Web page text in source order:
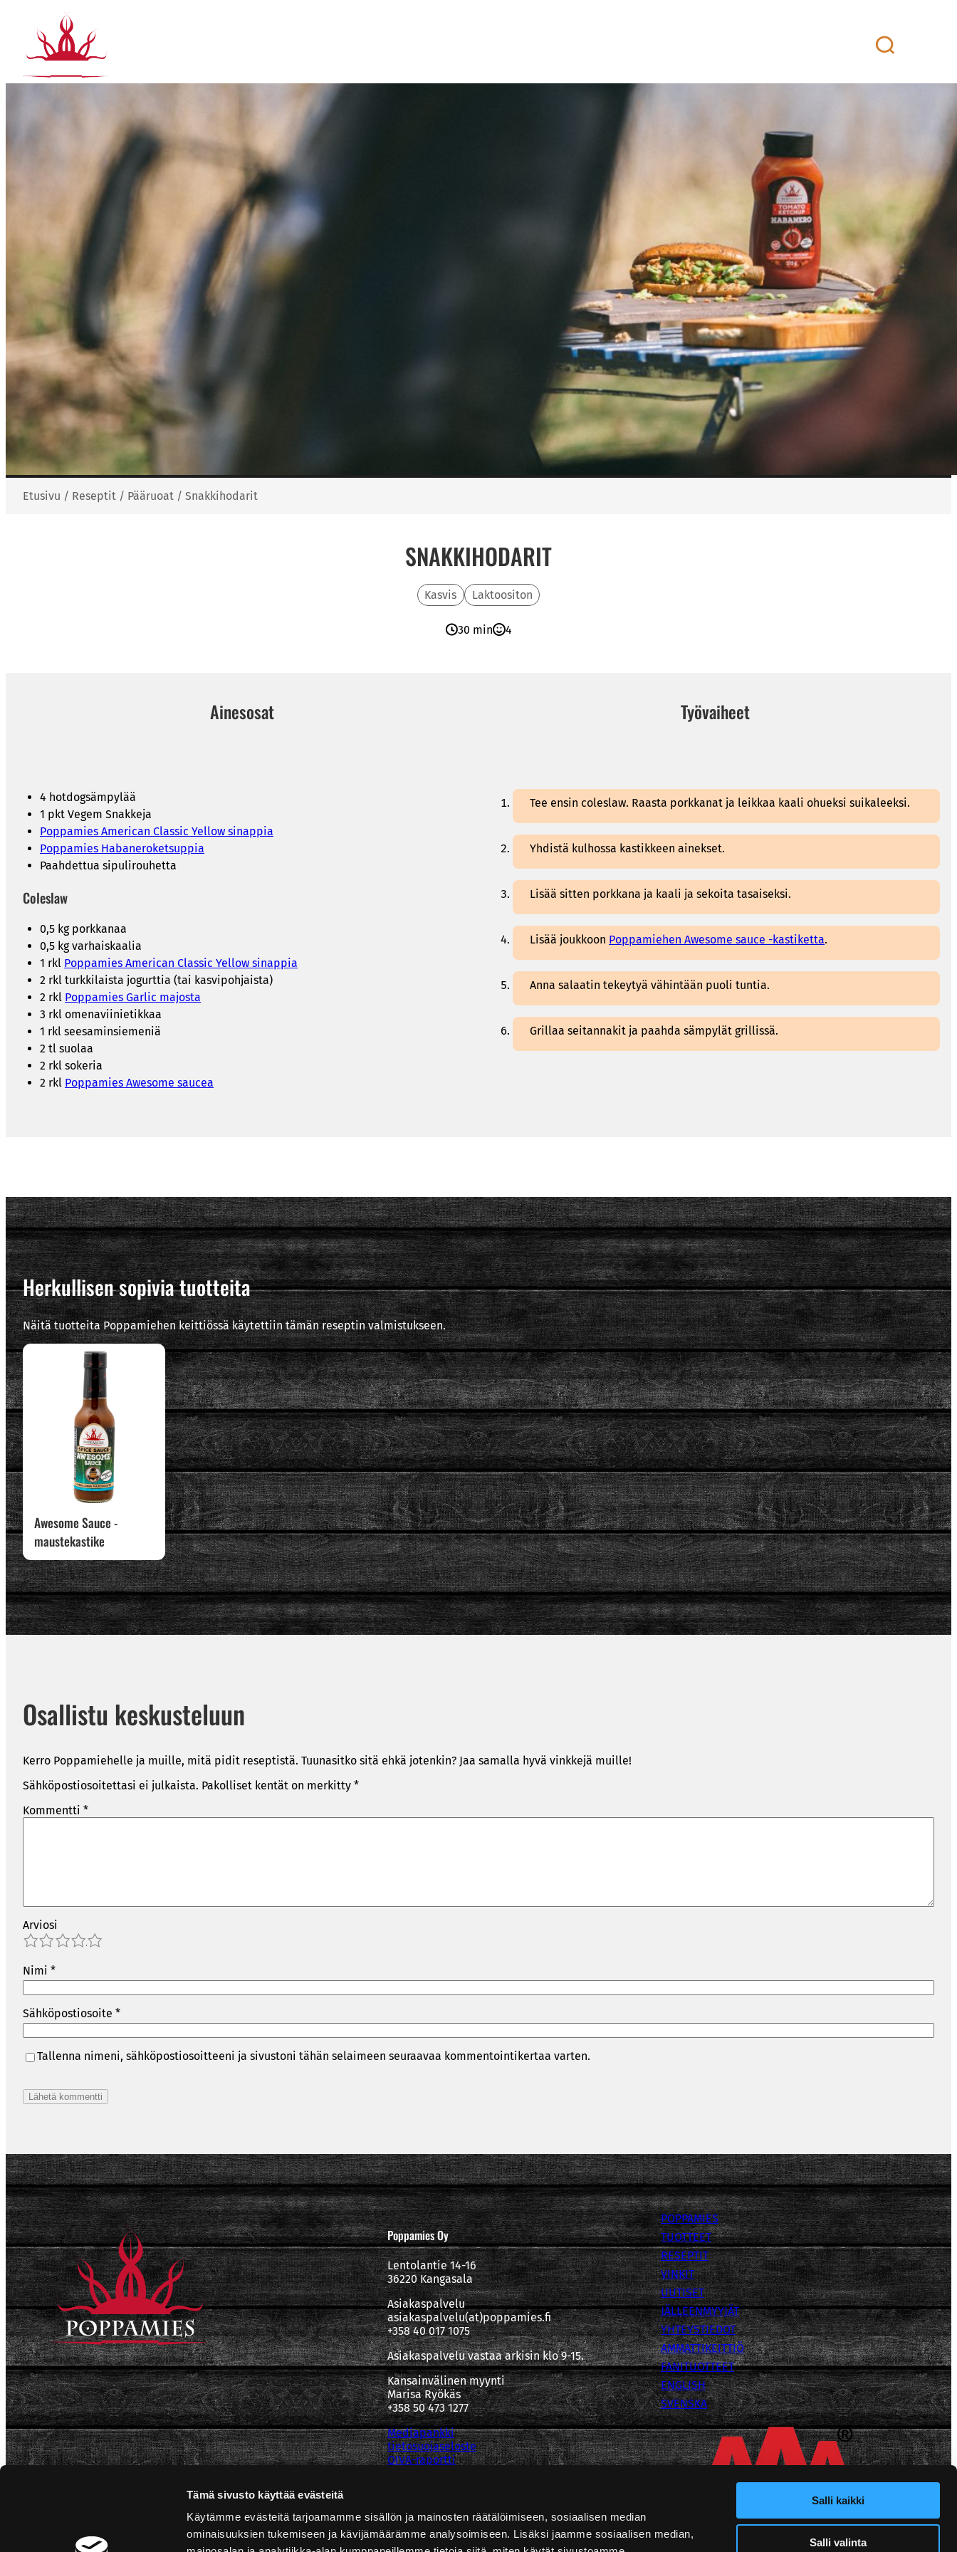
Tämä sivusto käyttää evästeitä
Käytämme evästeitä tarjoamamme sisällön ja mainosten räätälöimiseen, sosiaalisen median
ominaisuuksien tukemiseen ja kävijämäärämme analysoimiseen. Lisäksi jaamme sosiaalisen median,
Salli kaikki
Salli valinta
sisältöön
Etusivu / Reseptit / Pääruoat / Snakkihodarit
SNAKKIHODARIT
Kasvis Laktoositon
30 min 4
Ainesosat Työvaiheet
4 hotdogsämpylää
1 pkt Vegem Snakkeja
Poppamies American Classic Yellow sinappia
Poppamies Habaneroketsuppia
Paahdettua sipulirouhetta
Coleslaw
0,5 kg porkkanaa
0,5 kg varhaiskaalia
1 rkl Poppamies American Classic Yellow sinappia
2 rkl turkkilaista jogurttia (tai kasvipohjaista)
2 rkl Poppamies Garlic majosta
3 rkl omenaviinietikkaa
1 rkl seesaminsiemeniä
2 tl suolaa
2 rkl sokeria
2 rkl Poppamies Awesome saucea
Tee ensin coleslaw. Raasta porkkanat ja leikkaa kaali ohueksi suikaleeksi.
Yhdistä kulhossa kastikkeen ainekset.
Lisää sitten porkkana ja kaali ja sekoita tasaiseksi.
Lisää joukkoon Poppamiehen Awesome sauce -kastiketta.
Anna salaatin tekeytyä vähintään puoli tuntia.
Grillaa seitannakit ja paahda sämpylät grillissä.
Herkullisen sopivia tuotteita
Näitä tuotteita Poppamiehen keittiössä käytettiin tämän reseptin valmistukseen.
Awesome Sauce -
maustekastike
Osallistu keskusteluun
Kerro Poppamiehelle ja muille, mitä pidit reseptistä. Tuunasitko sitä ehkä jotenkin? Jaa samalla hyvä vinkkejä muille!
Sähköpostiosoitettasi ei julkaista. Pakolliset kentät on merkitty *
Kommentti *
Arviosi
4
3
2
1
Nimi *
Sähköpostiosoite *
Tallenna nimeni, sähköpostiosoitteeni ja sivustoni tähän selaimeen seuraavaa kommentointikertaa varten.
Poppamies Oy
Lentolantie 14-16
36220 Kangasala
Asiakaspalvelu
asiakaspalvelu(at)poppamies.fi
+358 40 017 1075
Asiakaspalvelu vastaa arkisin klo 9-15.
Kansainvälinen myynti
Marisa Ryökäs
+358 50 473 1277
Mediapankki
tietosuojaseloste
OIVA-raportti
POPPAMIES
TUOTTEET
RESEPTIT
VINKIT
UUTISET
JÄLLEENMYYJÄT
YHTEYSTIEDOT
AMMATTIKEITTIÖ
FANITUOTTEET
ENGLISH
SVENSKA